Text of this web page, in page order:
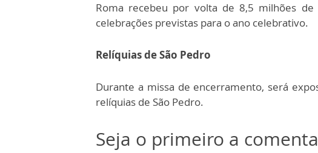
Roma recebeu por volta de 8,5 milhões
celebrações previstas para o ano celebrativo.
Relíquias de São Pedro
Durante a missa de encerramento, será
relíquias de São Pedro.
Seja o primeiro a